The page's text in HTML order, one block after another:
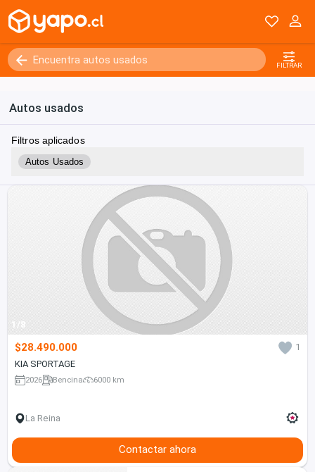
FILTRAR
Autos usados
Filtros aplicados
Autos Usados
1/8
$28.490.000
1
KIA SPORTAGE
2026 Bencina 6000 km
La Reina
Contactar ahora